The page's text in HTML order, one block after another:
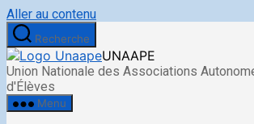
Aller au contenu
Recherche
UNAAPE
Union Nationale des Associations
d'Élèves
Menu